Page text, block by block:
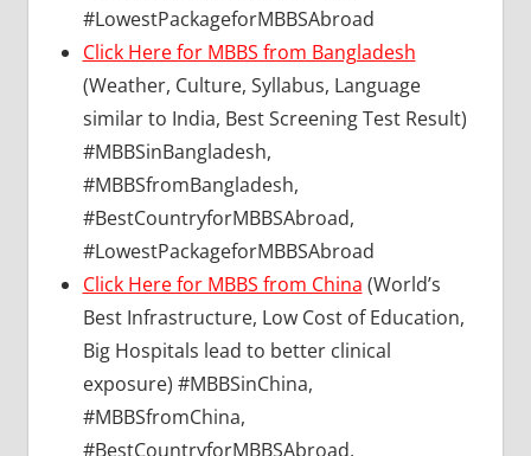
#LowestPackageforMBBSAbroad
Click Here for MBBS from Bangladesh
(Weather, Culture, Syllabus, Language
similar to India, Best Screening Test Result)
#MBBSinBangladesh,
#MBBSfromBangladesh,
#BestCountryforMBBSAbroad,
#LowestPackageforMBBSAbroad
Click Here for MBBS from China (World’s
Best Infrastructure, Low Cost of Education,
Big Hospitals lead to better clinical
exposure) #MBBSinChina,
#MBBSfromChina,
#BestCountryforMBBSAbroad,